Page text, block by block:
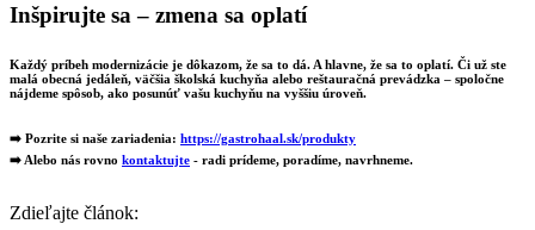
Inšpirujte sa – zmena sa oplatí
Každý príbeh modernizácie je dôkazom, že sa to dá. A hlavne, že sa to oplatí. Či už ste
malá obecná jedáleň, väčšia školská kuchyňa alebo reštauračná prevádzka – spoločne
nájdeme spôsob, ako posunúť vašu kuchyňu na vyššiu úroveň.
➡️ Pozrite si naše zariadenia: https://gastrohaal.sk/produkty
➡️ Alebo nás rovno kontaktujte - radi prídeme, poradíme, navrhneme.
Zdieľajte článok: